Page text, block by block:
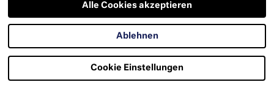
NEWSLETTER
DATENSCHUTZERKLÄRUNG
Cookie Einstellungen
Ablehnen
Alle Cookies akzeptieren